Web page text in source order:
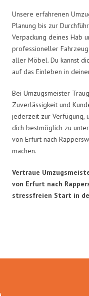
Unsere erfahrenen
Planung bis zur
Verpackung deines Hab
professioneller
aller Möbel. Du kannst
auf das Einleben in
Bei Umzugsmeister
Zuverlässigkeit und
jederzeit zur Verfügung,
dich bestmöglich zu
von Erfurt nach
machen.
Vertraue
von Erfurt nach
stressfreien Start in